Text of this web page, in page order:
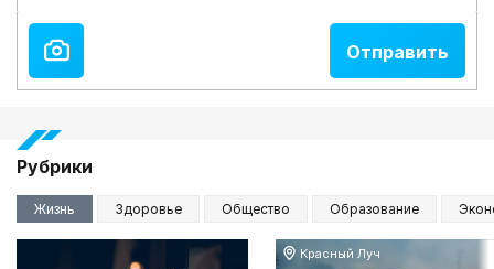
Рубрики
Жизнь Здоровье Общество Образование
Красный Луч